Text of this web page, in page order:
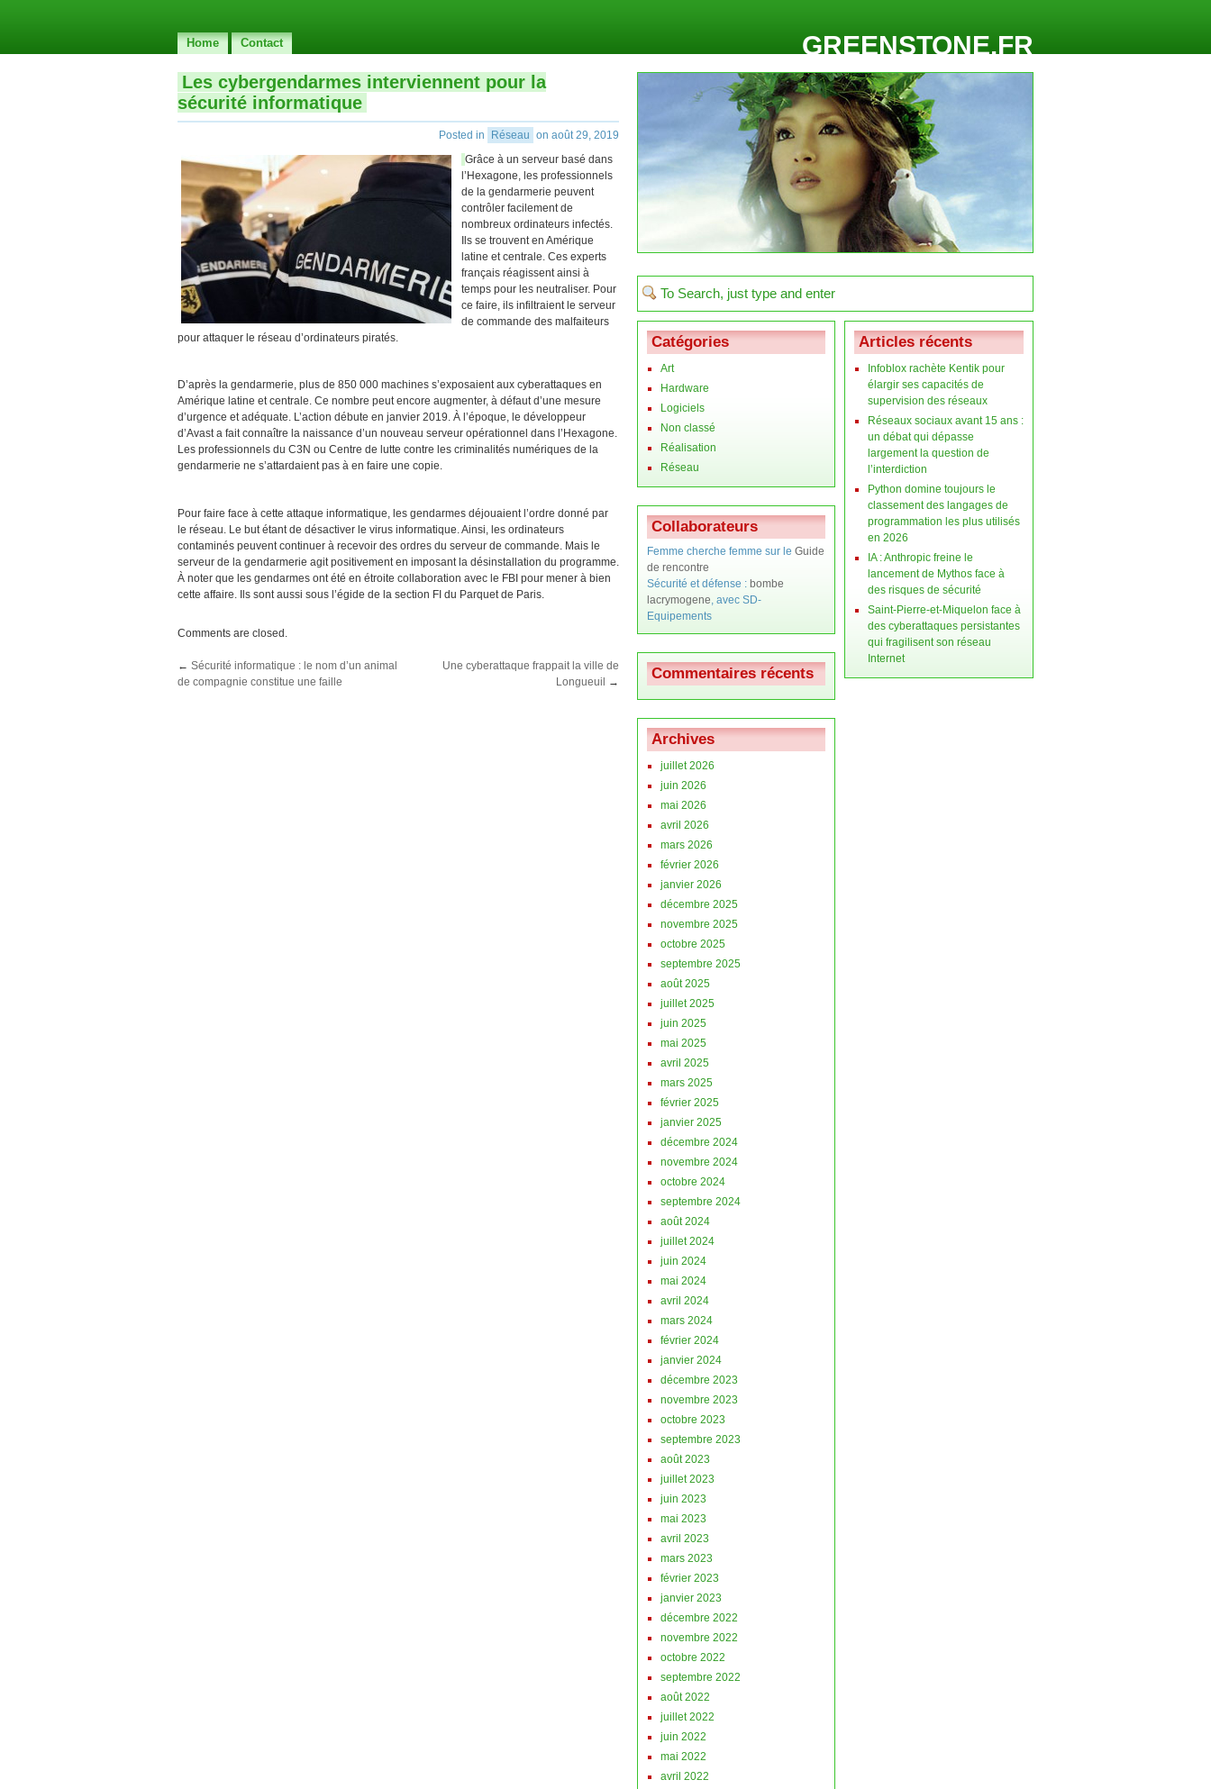
GREENSTONE.FR
Home Contact
Les cybergendarmes interviennent pour la
sécurité informatique
Posted in Réseau on août 29, 2019
Grâce à un serveur basé dans
l’Hexagone, les professionnels
de la gendarmerie peuvent
contrôler facilement de
nombreux ordinateurs infectés.
Ils se trouvent en Amérique
latine et centrale. Ces experts
français réagissent ainsi à
temps pour les neutraliser. Pour
ce faire, ils infiltraient le serveur
de commande des malfaiteurs
pour attaquer le réseau d’ordinateurs piratés.
D’après la gendarmerie, plus de 850 000 machines s’exposaient aux cyberattaques en
Amérique latine et centrale. Ce nombre peut encore augmenter, à défaut d’une mesure
d’urgence et adéquate. L’action débute en janvier 2019. À l’époque, le développeur
d’Avast a fait connaître la naissance d’un nouveau serveur opérationnel dans l’Hexagone.
Les professionnels du C3N ou Centre de lutte contre les criminalités numériques de la
gendarmerie ne s’attardaient pas à en faire une copie.
Pour faire face à cette attaque informatique, les gendarmes déjouaient l’ordre donné par
le réseau. Le but étant de désactiver le virus informatique. Ainsi, les ordinateurs
contaminés peuvent continuer à recevoir des ordres du serveur de commande. Mais le
serveur de la gendarmerie agit positivement en imposant la désinstallation du programme.
À noter que les gendarmes ont été en étroite collaboration avec le FBI pour mener à bien
cette affaire. Ils sont aussi sous l’égide de la section FI du Parquet de Paris.
Comments are closed.
← Sécurité informatique : le nom d’un animal
de compagnie constitue une faille
Une cyberattaque frappait la ville de
Longueuil
→
Catégories
Art
Hardware
Logiciels
Non classé
Réalisation
Réseau
Collaborateurs
Femme cherche femme sur le Guide
de rencontre
Sécurité et défense : bombe
lacrymogene, avec SD-
Equipements
Commentaires récents
Archives
juillet 2026
juin 2026
mai 2026
avril 2026
mars 2026
février 2026
janvier 2026
décembre 2025
novembre 2025
octobre 2025
septembre 2025
août 2025
juillet 2025
juin 2025
mai 2025
avril 2025
mars 2025
février 2025
janvier 2025
décembre 2024
novembre 2024
octobre 2024
septembre 2024
août 2024
juillet 2024
juin 2024
mai 2024
avril 2024
mars 2024
février 2024
janvier 2024
décembre 2023
novembre 2023
octobre 2023
septembre 2023
août 2023
juillet 2023
juin 2023
mai 2023
avril 2023
mars 2023
février 2023
janvier 2023
décembre 2022
novembre 2022
octobre 2022
septembre 2022
août 2022
juillet 2022
juin 2022
mai 2022
avril 2022
Articles récents
Infoblox rachète Kentik pour
élargir ses capacités de
supervision des réseaux
Réseaux sociaux avant 15 ans :
un débat qui dépasse
largement la question de
l’interdiction
Python domine toujours le
classement des langages de
programmation les plus utilisés
en 2026
IA : Anthropic freine le
lancement de Mythos face à
des risques de sécurité
Saint-Pierre-et-Miquelon face à
des cyberattaques persistantes
qui fragilisent son réseau
Internet